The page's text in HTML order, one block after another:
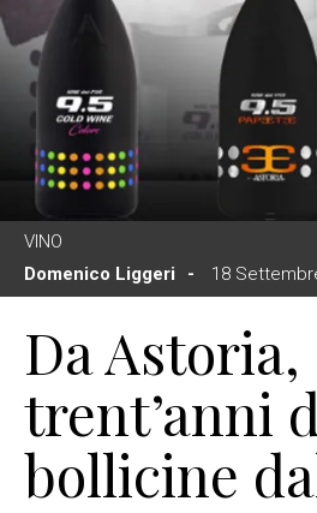
VINO
Domenico Liggeri
18
Da Astoria,
trent’anni
bollicine